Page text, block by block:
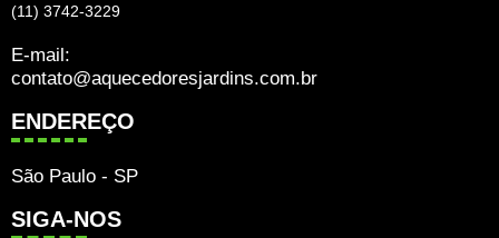
(11) 3742-3229
E-mail:
contato@aquecedoresjardins.com.br
ENDEREÇO
São Paulo - SP
SIGA-NOS